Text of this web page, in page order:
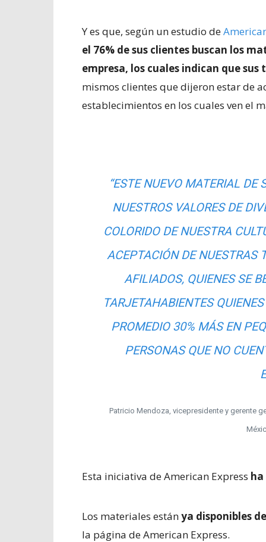
Y es que, según un estudio de
el 76% de sus clientes buscan los
empresa, los cuales indican que
mismos clientes que dijeron estar de
establecimientos en los cuales ven el
“ESTE NUEVO MATERIAL DE
NUESTROS VALORES DE
COLORIDO DE NUESTRA
ACEPTACIÓN DE NUESTRAS
AFILIADOS, QUIENES SE
TARJETAHABIENTES
PROMEDIO 30% MÁS EN
PERSONAS QUE NO
Patricio Mendoza, vicepresidente y gerente
Esta iniciativa de American Express ha
Los materiales estánya disponibles
la página de American Express.